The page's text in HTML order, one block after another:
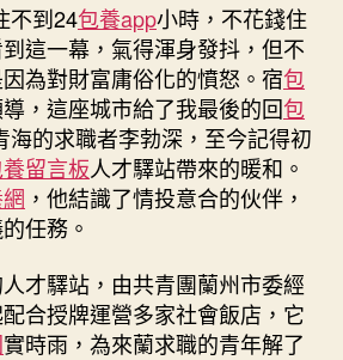
不到24包養app小時，不花錢住
這一幕，氣得渾身發抖，但不
為對財富庸俗化的憤怒。宿包
，這座城市給了我最後的回包
海的求職者李勃深，至今記得初
留言板人才驛站帶來的暖和。
，他結識了情投意合的伙伴，
任務。
才驛站，由共青團蘭州市委經
合授牌運營多家社會飯店，它
實時雨，為來蘭求職的青年解了